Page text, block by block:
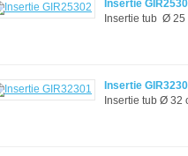
Insertie
Insertie tub Ø 25
Insertie
Insertie tub Ø 32